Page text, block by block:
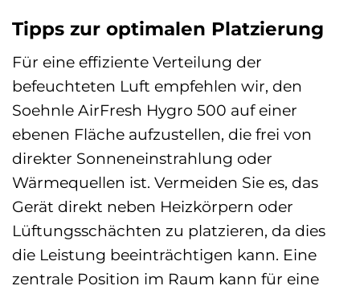
Tipps zur optimalen Platzierung
Für eine effiziente Verteilung der
befeuchteten Luft empfehlen wir, den
Soehnle AirFresh Hygro 500 auf einer
ebenen Fläche aufzustellen, die frei von
direkter Sonneneinstrahlung oder
Wärmequellen ist. Vermeiden Sie es, das
Gerät direkt neben Heizkörpern oder
Lüftungsschächten zu platzieren, da dies
die Leistung beeinträchtigen kann. Eine
zentrale Position im Raum kann für eine